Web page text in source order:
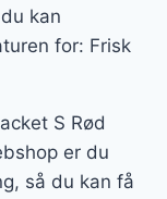
kan
for: Frisk
S Rød
er du
så du kan få